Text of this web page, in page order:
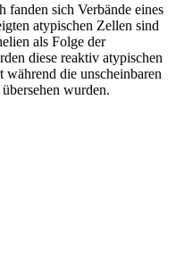
fanden sich Verbände eines
atypischen Zellen sind
als Folge der
diese reaktiv atypischen
die unscheinbaren
wurden.